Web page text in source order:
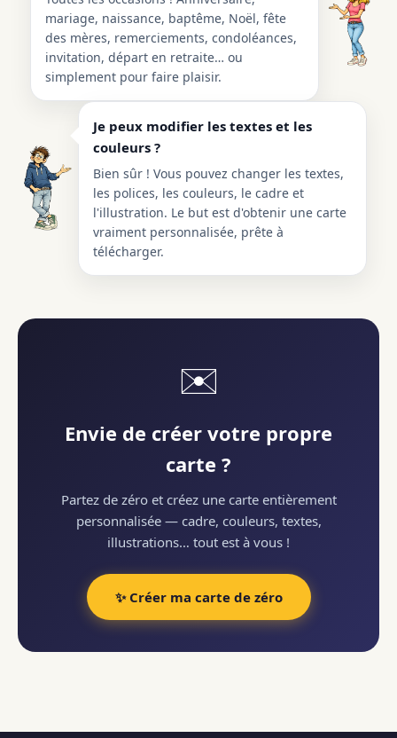
mariage, naissance, baptême, Noël, fête
des mères, remerciements, condoléances,
invitation, départ en retraite… ou
simplement pour faire plaisir.
Je peux modifier les textes et les
couleurs ?
Bien sûr ! Vous pouvez changer les textes,
les polices, les couleurs, le cadre et
l'illustration. Le but est d'obtenir une carte
vraiment personnalisée, prête à
télécharger.
✉️
Envie de créer votre propre
carte ?
Partez de zéro et créez une carte entièrement
personnalisée — cadre, couleurs, textes,
illustrations… tout est à vous !
✨ Créer ma carte de zéro